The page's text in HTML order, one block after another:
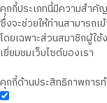
คุกกี้ประเภทนี้มีความสำคั
ซึ่งจะช่วยให้ท่านสามารถเ
โดยเฉพาะส่วนสมาชิกผู้ใ
เยี่ยมชมเว็บไซต์ของเรา
คุกกี้ด้านประสิทธิภาพการ